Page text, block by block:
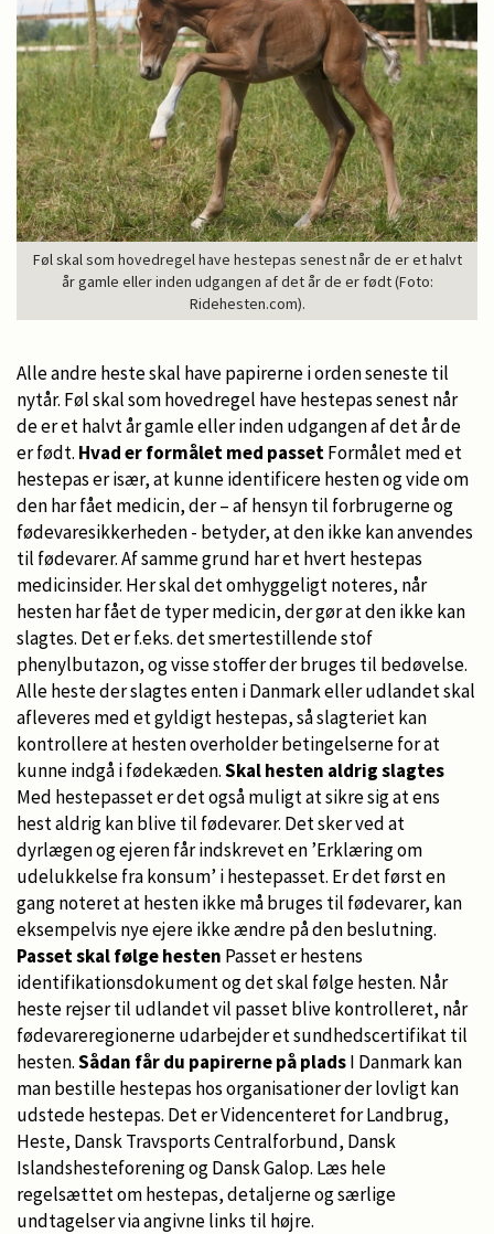
Føl skal som hovedregel have hestepas senest når de er et halvt
år gamle eller inden udgangen af det år de er født (Foto:
Ridehesten.com).
Alle andre heste skal have papirerne i orden seneste til
nytår. Føl skal som hovedregel have hestepas senest når
de er et halvt år gamle eller inden udgangen af det år de
er født. Hvad er formålet med passetFormålet med et
hestepas er især, at kunne identificere hesten og vide om
den har fået medicin, der – af hensyn til forbrugerne og
fødevaresikkerheden - betyder, at den ikke kan anvendes
til fødevarer. Af samme grund har et hvert hestepas
medicinsider. Her skal det omhyggeligt noteres, når
hesten har fået de typer medicin, der gør at den ikke kan
slagtes. Det er f.eks. det smertestillende stof
phenylbutazon, og visse stoffer der bruges til bedøvelse.
Alle heste der slagtes enten i Danmark eller udlandet skal
afleveres med et gyldigt hestepas, så slagteriet kan
kontrollere at hesten overholder betingelserne for at
kunne indgå i fødekæden.Skal hesten aldrig slagtes
Med hestepasset er det også muligt at sikre sig at ens
hest aldrig kan blive til fødevarer. Det sker ved at
dyrlægen og ejeren får indskrevet en ’Erklæring om
udelukkelse fra konsum’ i hestepasset. Er det først en
gang noteret at hesten ikke må bruges til fødevarer, kan
eksempelvis nye ejere ikke ændre på den beslutning.
Passet skal følge hesten Passet er hestens
identifikationsdokument og det skal følge hesten. Når
heste rejser til udlandet vil passet blive kontrolleret, når
fødevareregionerne udarbejder et sundhedscertifikat til
hesten.Sådan får du papirerne på pladsI Danmark kan
man bestille hestepas hos organisationer der lovligt kan
udstede hestepas. Det er Videncenteret for Landbrug,
Heste, Dansk Travsports Centralforbund, Dansk
Islandshesteforening og Dansk Galop. Læs hele
regelsættet om hestepas, detaljerne og særlige
undtagelser via angivne links til højre.